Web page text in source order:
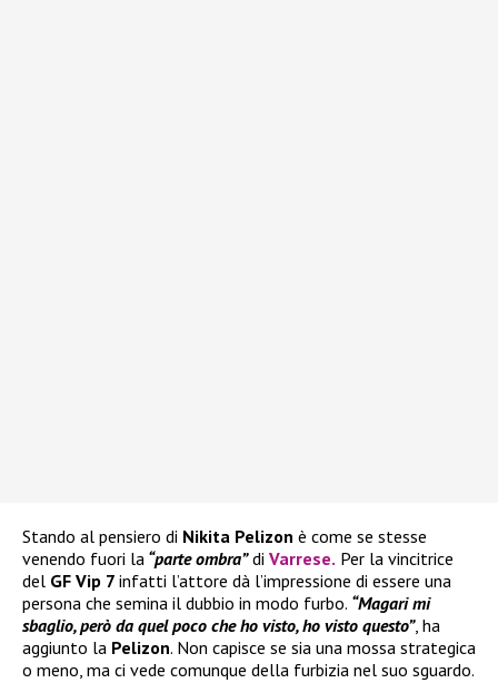
Stando al pensiero di Nikita Pelizon è come se stesse
venendo fuori la “parte ombra”di Varrese. Per la vincitrice
del GF Vip 7 infatti l’attore dà l’impressione di essere una
persona che semina il dubbio in modo furbo. “Magari mi
sbaglio, però da quel poco che ho visto, ho visto questo”, ha
aggiunto la Pelizon. Non capisce se sia una mossa strategica
o meno, ma ci vede comunque della furbizia nel suo sguardo.